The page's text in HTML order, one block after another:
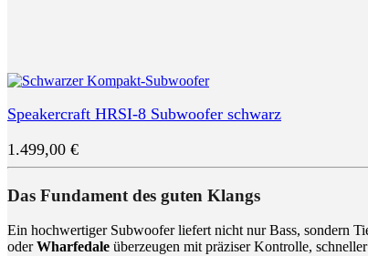
Speakercraft HRSI-8 Subwoofer schwarz
1.499,00 €
Das Fundament des guten Klangs
Ein hochwertiger Subwoofer liefert nicht nur Bass, sondern
oderWharfedale überzeugen mit präziser Kontrolle,